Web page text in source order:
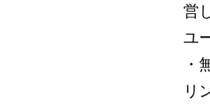
営
ユ
・
リ